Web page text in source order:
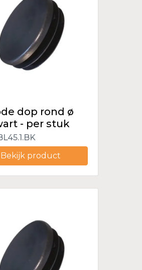
dop rond ø
- per stuk
Bekijk product